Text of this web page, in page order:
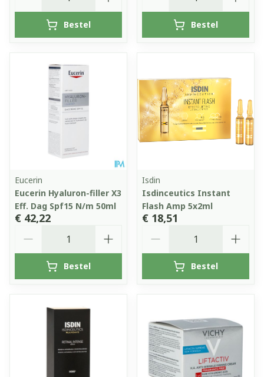
Bestel Bestel
Eucerin
Eucerin Hyaluron-filler X3
Eff. Dag Spf15 N/m 50ml
€ 42,22
Bestel
Isdin
Isdinceutics Instant
Flash Amp 5x2ml
€ 18,51
Bestel